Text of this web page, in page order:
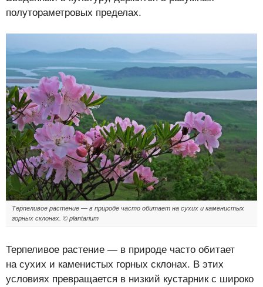
полутораметровых пределах.
Терпеливое растение — в природе часто обитает на сухих и каменистых
горных склонах. © plantarium
Терпеливое растение — в природе часто обитает
на сухих и каменистых горных склонах. В этих
условиях превращается в низкий кустарник с широко